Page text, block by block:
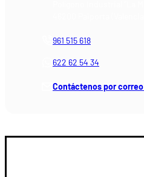
961 515 618
622 62 54 34
Contáctenos por